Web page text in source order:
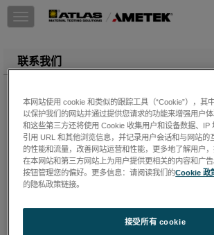
Skip to content
T
o
g
l
a
v
g
a
联系我们
本网站使用 cookie 和类似的跟踪工具（“Cookie”），其
以保护我们的网站并通过提供您请求的功能来增强用户体
和这些第三方还将使用 Cookie 收集用户和设备数据、IP
引用 URL 和其他浏览信息，并记录用户会话和与网站的
的性能和流量，改善网站运营和性能，更多地了解用户
在本网站和第三方网站上为用户提供更相关的内容和广
按钮管理您的偏好。更多信息：请阅读我们的Cookie 政
的隐私政策链接。
接受所有 cookie